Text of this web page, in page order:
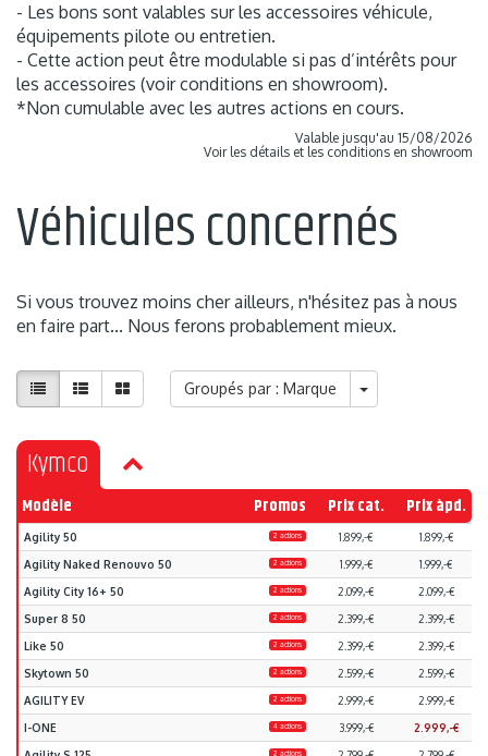
- Les bons sont valables sur les accessoires véhicule,
équipements pilote ou entretien.
- Cette action peut être modulable si pas d’intérêts pour
les accessoires (voir conditions en showroom).
*Non cumulable avec les autres actions en cours.
Valable jusqu'au 15/08/2026
Voir les détails et les conditions en showroom
Véhicules concernés
Si vous trouvez moins cher ailleurs, n'hésitez pas à nous
en faire part... Nous ferons probablement mieux.
Groupés par : Marque
Kymco
Modèle Promos Prix cat. Prix àpd.
Agility 50 2 actions 1.899,-€ 1.899,-€
Agility Naked Renouvo 50 2 actions 1.999,-€ 1.999,-€
Agility City 16+ 50 2 actions 2.099,-€ 2.099,-€
Super 8 50 2 actions 2.399,-€ 2.399,-€
Like 50 2 actions 2.399,-€ 2.399,-€
Skytown 50 2 actions 2.599,-€ 2.599,-€
AGILITY EV 2 actions 2.999,-€ 2.999,-€
I-ONE 4 actions 3.999,-€ 2.999,-€
2 actions